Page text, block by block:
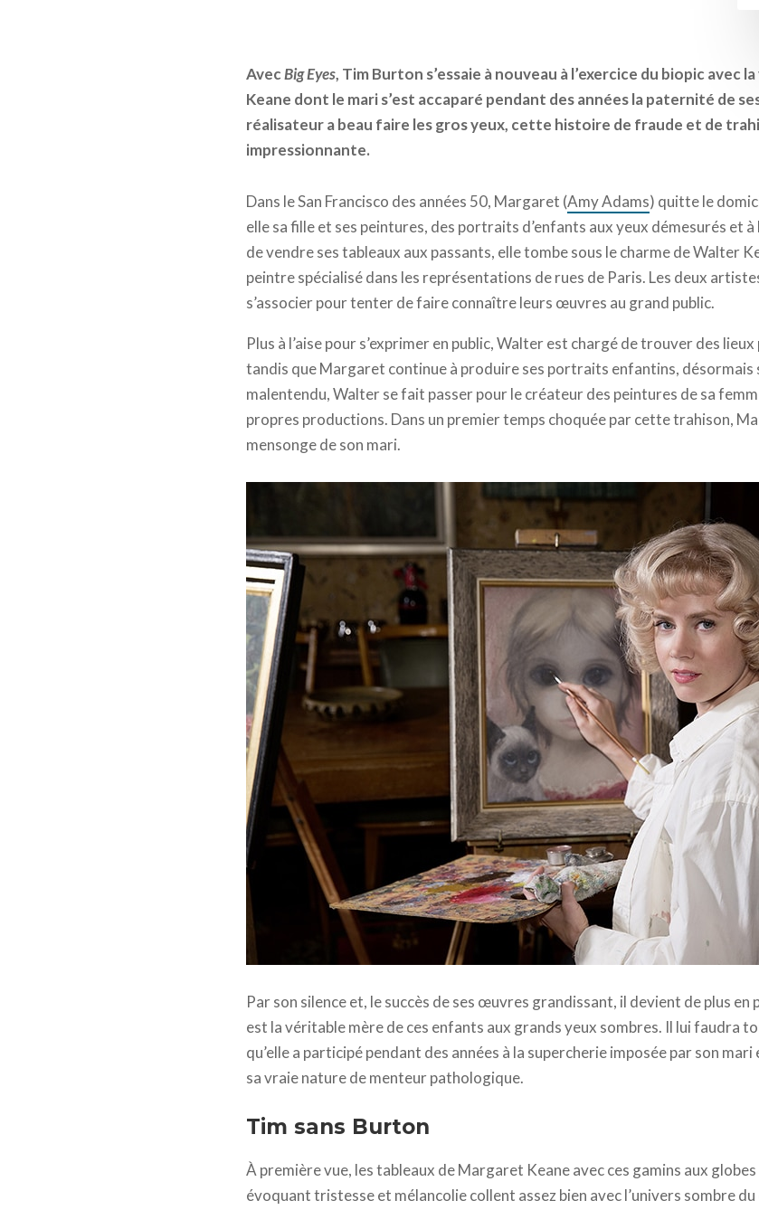
AvecBig Eyes, Tim Burton s’essaie à nouveau à l’exercice du biopic avec
Keane dont le mari s’est accaparé pendant des années la paternité de
réalisateur a beau faire les gros yeux, cette histoire de fraude et de
impressionnante.
Dans le San Francisco des années 50, Margaret (Amy Adams) quitte le
elle sa fille et ses peintures, des portraits d’enfants aux yeux démesurés et
de vendre ses tableaux aux passants, elle tombe sous le charme de Walter
peintre spécialisé dans les représentations de rues de Paris. Les deux
s’associer pour tenter de faire connaître leurs œuvres au grand public.
Plus à l’aise pour s’exprimer en public, Walter est chargé de trouver des
tandis que Margaret continue à produire ses portraits enfantins, désormais
malentendu, Walter se fait passer pour le créateur des peintures de sa
propres productions. Dans un premier temps choquée par cette trahison,
mensonge de son mari.
Par son silence et, le succès de ses œuvres grandissant, il devient de plus en
est la véritable mère de ces enfants aux grands yeux sombres. Il lui faudra
qu’elle a participé pendant des années à la supercherie imposée par son
sa vraie nature de menteur pathologique.
Tim sans Burton
À première vue, les tableaux de Margaret Keane avec ces gamins aux
évoquant tristesse et mélancolie collent assez bien avec l’univers sombre